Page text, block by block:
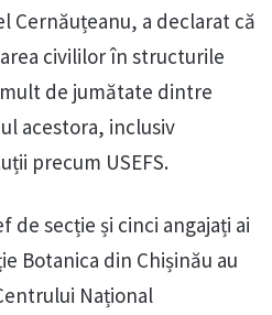
Cernăuțeanu, a declarat că
civililor în structurile
de jumătate dintre
acestora, inclusiv
precum USEFS.
de secție și cinci angajați ai
Botanica din Chișinău au
Național